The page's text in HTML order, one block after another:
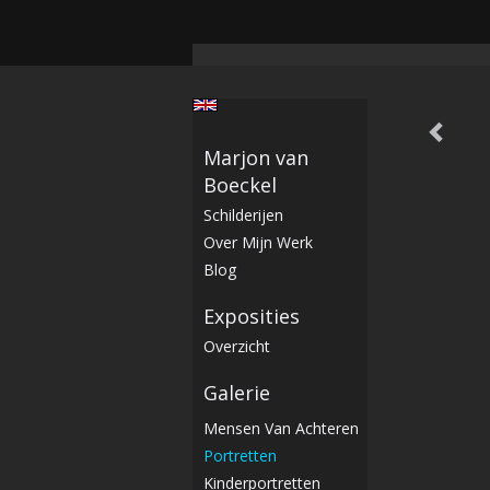
Marjon van
Boeckel
Schilderijen
Over Mijn Werk
Blog
Exposities
Overzicht
Galerie
Mensen Van Achteren
Portretten
Kinderportretten